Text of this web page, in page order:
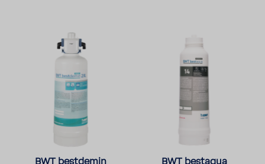
BWT best­demin
BWT bestaqua